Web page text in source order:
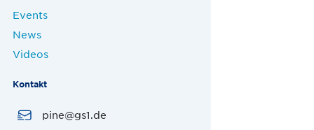
Events
News
Videos
Kontakt
pine@gs1.de